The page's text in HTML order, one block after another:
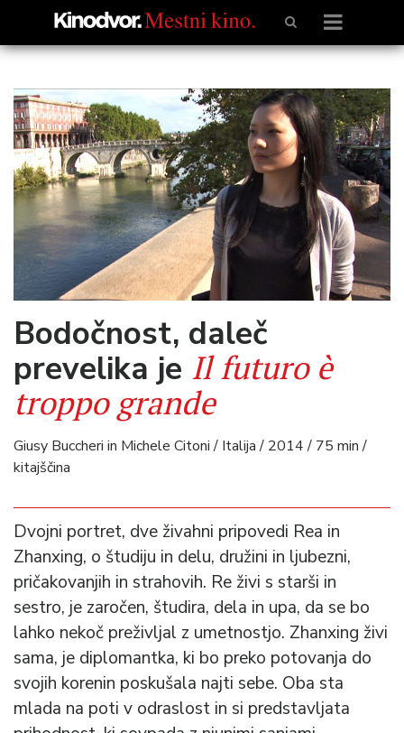
Bodočnost, daleč
prevelika je Il futuro è
troppo grande
Giusy Buccheri in Michele Citoni / Italija / 2014 / 75 min /
kitajščina
Dvojni portret, dve živahni pripovedi Rea in
Zhanxing, o študiju in delu, družini in ljubezni,
pričakovanjih in strahovih. Re živi s starši in
sestro, je zaročen, študira, dela in upa, da se bo
lahko nekoč preživljal z umetnostjo. Zhanxing živi
sama, je diplomantka, ki bo preko potovanja do
svojih korenin poskušala najti sebe. Oba sta
mlada na poti v odraslost in si predstavljata